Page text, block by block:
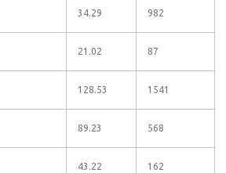
34.29 982
21.02 87
128.53 1541
89.23 568
43.22 162